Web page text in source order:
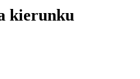
kierunku